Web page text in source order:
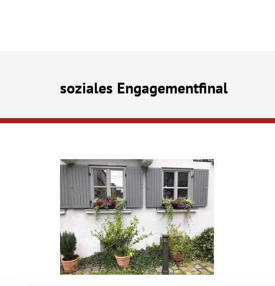
soziales Engagementfinal